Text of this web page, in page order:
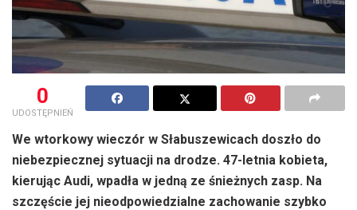
0
UDOSTĘPNIEŃ
We wtorkowy wieczór w Słabuszewicach doszło do
niebezpiecznej sytuacji na drodze. 47-letnia kobieta,
kierując Audi, wpadła w jedną ze śnieżnych zasp. Na
szczęście jej nieodpowiedzialne zachowanie szybko